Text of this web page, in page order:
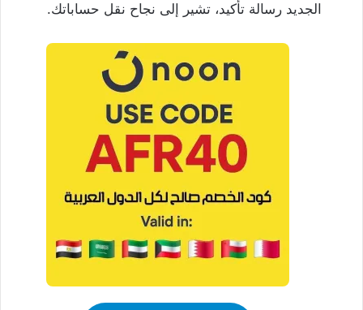
الجديد رسالة تأكيد، تشير إلى نجاح نقل حساباتك.